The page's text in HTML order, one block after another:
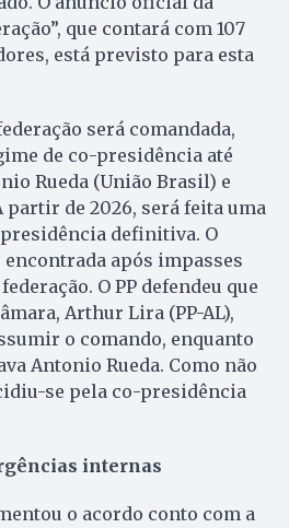
que contará com 107
está previsto para esta
será comandada,
de co-presidência até
Rueda (União Brasil) e
partir de 2026, será feita uma
definitiva. O
após impasses
O PP defendeu que
Arthur Lira (PP-AL),
o comando, enquanto
Antonio Rueda. Como não
se pela co-presidência
internas
o acordo conto com a